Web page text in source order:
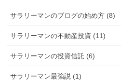
サラリーマンのブログの始め方 (8)
サラリーマンの不動産投資 (11)
サラリーマンの投資信託 (6)
サラリーマン最強説 (1)